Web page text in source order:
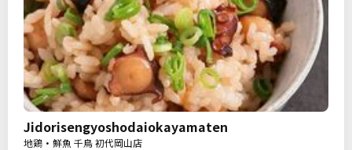
Jidorisengyoshodaiokayamaten
地鶏・鮮魚 千鳥 初代岡山店